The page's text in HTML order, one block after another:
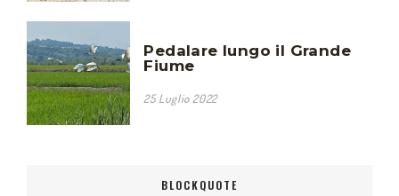
Pedalare lungo il Grande
Fiume
25 Luglio 2022
BLOCKQUOTE